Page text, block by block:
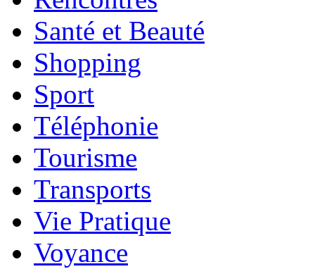
Santé et Beauté
Shopping
Sport
Téléphonie
Tourisme
Transports
Vie Pratique
Voyance